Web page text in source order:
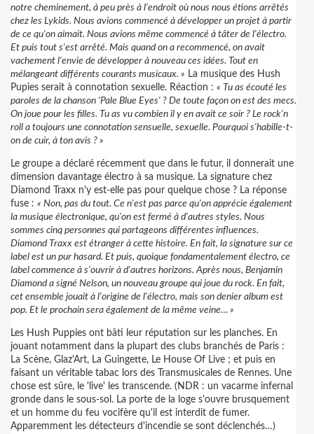
notre cheminement, à peu près à l'endroit où nous nous étions arrêtés
chez les Lykids. Nous avions commencé à développer un projet à partir
de ce qu'on aimait. Nous avions même commencé à tâter de l'électro.
Et puis tout s'est arrêté. Mais quand on a recommencé, on avait
vachement l'envie de développer à nouveau ces idées. Tout en
mélangeant différents courants musicaux. » La musique des Hush
Pupies serait à connotation sexuelle. Réaction : « Tu as écouté les
paroles de la chanson 'Pale Blue Eyes' ? De toute façon on est des mecs.
On joue pour les filles. Tu as vu combien il y en avait ce soir ? Le rock'n
roll a toujours une connotation sensuelle, sexuelle. Pourquoi s'habille-t-
on de cuir, à ton avis ? »
Le groupe a déclaré récemment que dans le futur, il donnerait une
dimension davantage électro à sa musique. La signature chez
Diamond Traxx n'y est-elle pas pour quelque chose ? La réponse
fuse : « Non, pas du tout. Ce n'est pas parce qu'on apprécie également
la musique électronique, qu'on est fermé à d'autres styles. Nous
sommes cinq personnes qui partageons différentes influences.
Diamond Traxx est étranger à cette histoire. En fait, la signature sur ce
label est un pur hasard. Et puis, quoique fondamentalement électro, ce
label commence à s'ouvrir à d'autres horizons. Après nous, Benjamin
Diamond a signé Nelson, un nouveau groupe qui joue du rock. En fait,
cet ensemble jouait à l'origine de l'électro, mais son denier album est
pop. Et le prochain sera également de la même veine… »
Les Hush Puppies ont bâti leur réputation sur les planches. En
jouant notamment dans la plupart des clubs branchés de Paris :
La Scène, Glaz'Art, La Guingette, Le House Of Live ; et puis en
faisant un véritable tabac lors des Transmusicales de Rennes. Une
chose est sûre, le 'live' les transcende. (NDR : un vacarme infernal
gronde dans le sous-sol. La porte de la loge s'ouvre brusquement
et un homme du feu vocifère qu'il est interdit de fumer.
Apparemment les détecteurs d'incendie se sont déclenchés…)